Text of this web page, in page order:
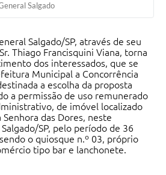
Salgado
Salgado/SP, através de seu
Thiago Francisquini Viana, torna
dos interessados, que se
Municipal a Concorrência
a escolha da proposta
a permissão de uso remunerado
de imóvel localizado
Senhora das Dores, neste
SP, pelo período de 36
o quiosque n.º 03, próprio
tipo bar e lanchonete.